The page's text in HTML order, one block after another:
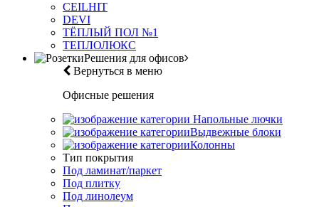
CEILHIT
DEVI
ТЁПЛЫЙ ПОЛ №1
ТЕПЛОЛЮКС
Решения для офисов
Вернуться в меню
Офисные решения
Напольные лючки
Выдвежные блоки
Колонны
Тип покрытия
Под ламинат/паркет
Под плитку
Под линолеум